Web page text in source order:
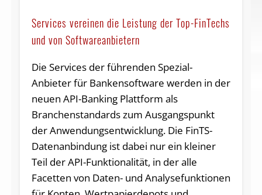
Services vereinen die Leistung der Top-FinTechs
und von Softwareanbietern
Die Services der führenden Spezial-
Anbieter für Bankensoftware werden in der
neuen API-Banking Plattform als
Branchenstandards zum Ausgangspunkt
der Anwendungsentwicklung. Die FinTS-
Datenanbindung ist dabei nur ein kleiner
Teil der API-Funktionalität, in der alle
Facetten von Daten- und Analysefunktionen